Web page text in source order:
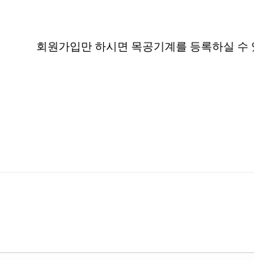
원가입만 하시면 목공기계를 등록하실 수 있습니다.